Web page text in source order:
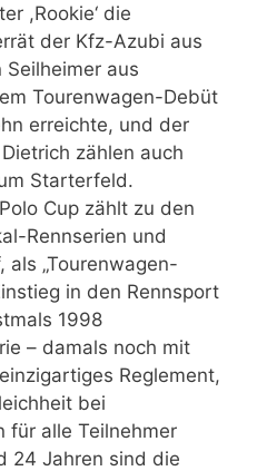
,Rookie‘ die
der Kfz-Azubi aus
aus
Tourenwagen-Debüt
erreichte, und der
zählen auch
Starterfeld.
Cup zählt zu den
Rennserien und
als „Tourenwagen-
in den Rennsport
1998
– damals noch mit
Reglement,
bei
für alle Teilnehmer
24 Jahren sind die